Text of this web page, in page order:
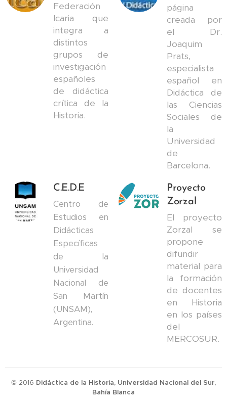
Federación
Icaria que
integra a
distintos
grupos de
investigación
españoles
de didáctica
crítica de la
Historia.
página
creada por
el Dr.
Joaquim
Prats,
especialista
español en
Didáctica de
las Ciencias
Sociales de
la
Universidad
de
Barcelona.
C.E.D.E
Centro de
Estudios en
Didácticas
Específicas
de la
Universidad
Nacional de
San Martín
(UNSAM),
Argentina.
Proyecto
Zorzal
El proyecto
Zorzal se
propone
difundir
material para
la formación
de docentes
en Historia
en los países
del
MERCOSUR.
© 2016 Didáctica de la Historia, Universidad Nacional del Sur,
Bahía Blanca